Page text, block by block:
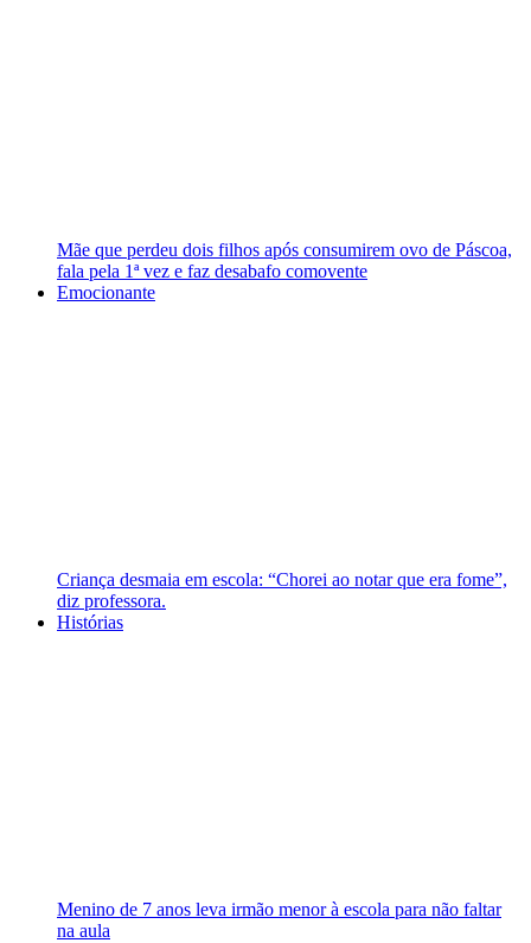
Mãe que perdeu dois filhos após consumirem ovo de Páscoa,
fala pela 1ª vez e faz desabafo comovente
Emocionante
Criança desmaia em escola: “Chorei ao notar que era fome”,
diz professora.
Histórias
Menino de 7 anos leva irmão menor à escola para não faltar
na aula